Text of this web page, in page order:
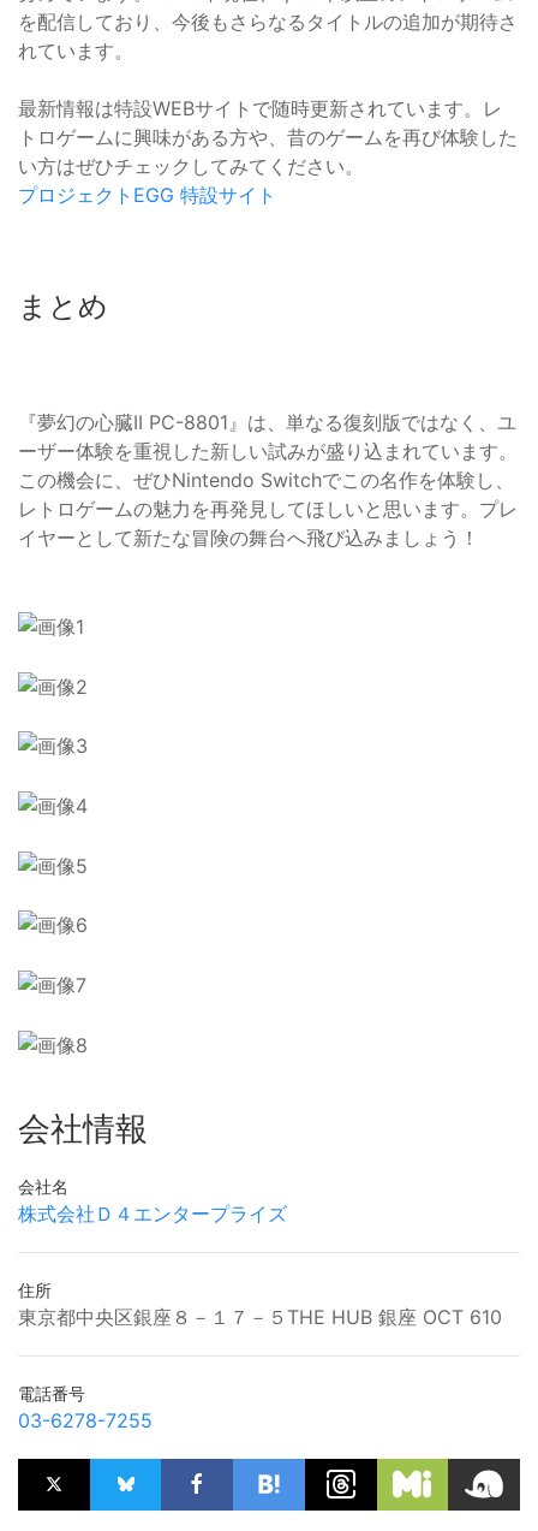
を配信しており、今後もさらなるタイトルの追加が期待さ
れています。
最新情報は特設WEBサイトで随時更新されています。レ
トロゲームに興味がある方や、昔のゲームを再び体験した
い方はぜひチェックしてみてください。
プロジェクトEGG 特設サイト
まとめ
『夢幻の心臓II PC-8801』は、単なる復刻版ではなく、ユ
ーザー体験を重視した新しい試みが盛り込まれています。
この機会に、ぜひNintendo Switchでこの名作を体験し、
レトロゲームの魅力を再発見してほしいと思います。プレ
イヤーとして新たな冒険の舞台へ飛び込みましょう！
会社情報
会社名
株式会社Ｄ４エンタープライズ
住所
東京都中央区銀座８－１７－５THE HUB 銀座 OCT 610
電話番号
03-6278-7255